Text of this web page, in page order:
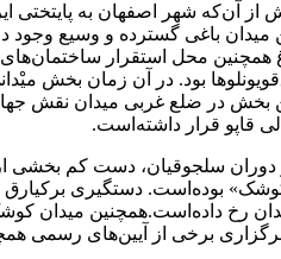
از آن‌که شهر اصفهان به پایتختی
میدان باغی گسترده و وسیع وجود
همچنین محل استقرار ساختمان‌های
بود. در آن زمان بخش
بخش در ضلع غربی میدان نقش
قاپو قرار داشته‌است.
دوران سلجوقیان، دست کم بخشی
بوده‌است. دستگیری
رخ داده‌است.همچنین میدان
برخی از آیین‌های رسمی